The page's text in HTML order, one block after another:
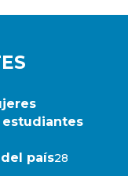
estudiantes
país28